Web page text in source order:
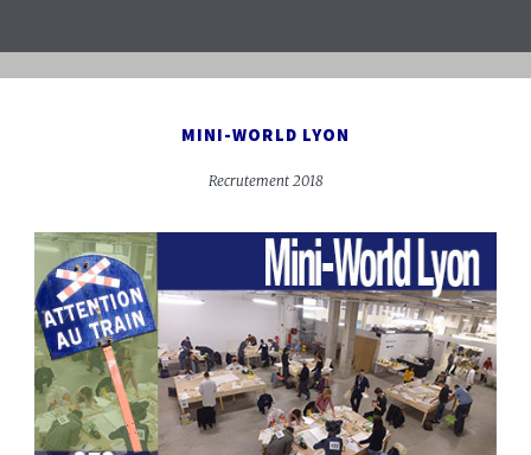
MINI-WORLD LYON
Recrutement 2018